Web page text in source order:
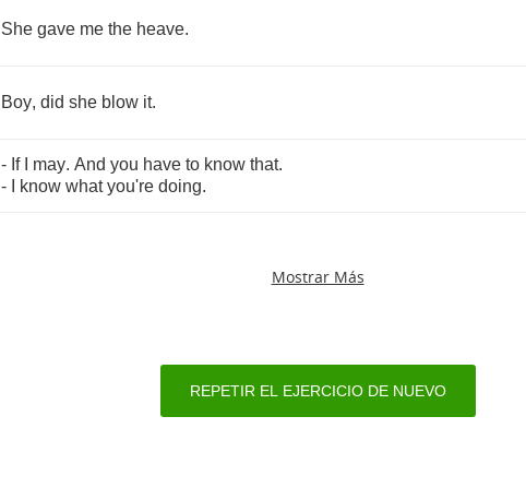
She gave me the heave.
Boy, did she blow it.
- If may. And you have to know that.
-
know what you're doing.
Mostrar Más
REPETIR EL EJERCICIO DE NUEVO